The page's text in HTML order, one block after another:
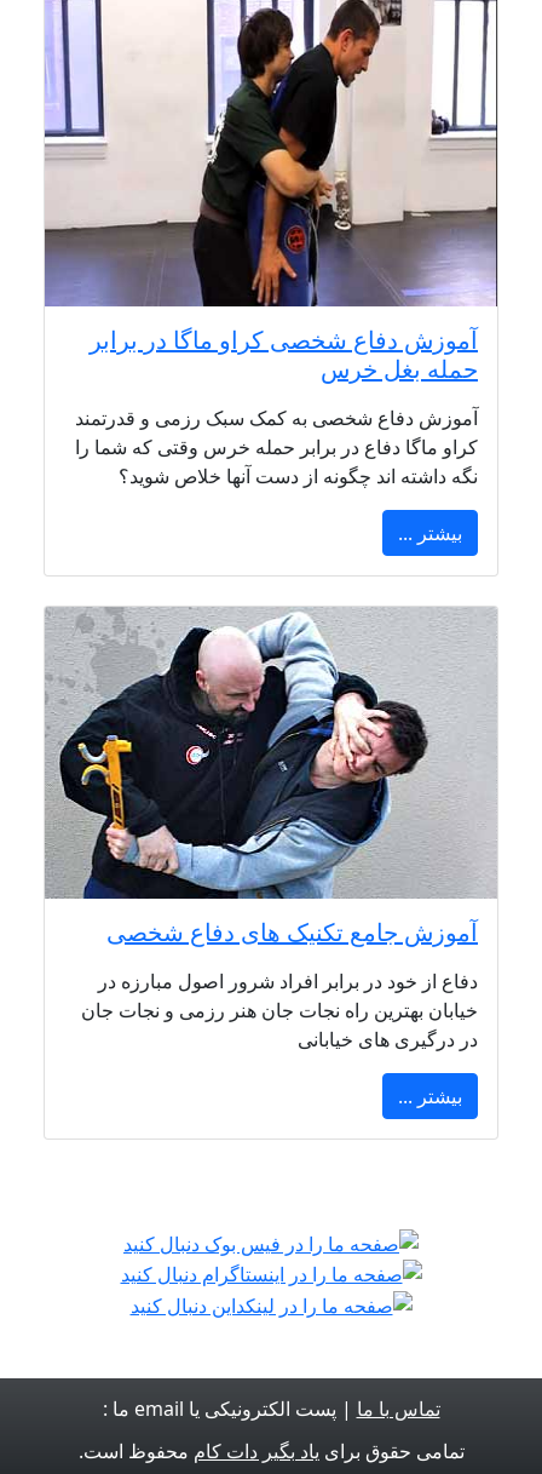
آموزش دفاع شخصی کراو ماگا در برابر
حمله بغل خرس
آموزش دفاع شخصی به کمک سبک رزمی و قدرتمند
کراو ماگا دفاع در برابر حمله خرس وقتی که شما را
نگه داشته اند چگونه از دست آنها خلاص شوید؟
بیشتر ...
آموزش جامع تکنیک های دفاع شخصی
دفاع از خود در برابر افراد شرور اصول مبارزه در
خیابان بهترین راه نجات جان هنر رزمی و نجات جان
در درگیری های خیابانی
بیشتر ...
تماس با ما | پست الکترونیکی یا email ما :
تمامی حقوق برای یاد بگیر دات کام محفوظ است.